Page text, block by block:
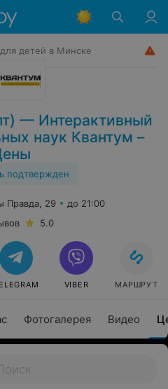
детей в Минске
— Интерактивный
наук Квантум –
подтвержден
Фотогалерея Видео
Правда, 29
до 21:00
5.0
VIBER МАРШРУТ